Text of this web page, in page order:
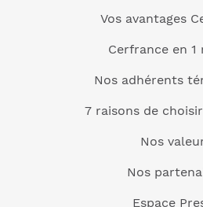
Vos avantages
Cerfrance en 1
Nos adhérents
7 raisons de
Nos
Nos
Espace